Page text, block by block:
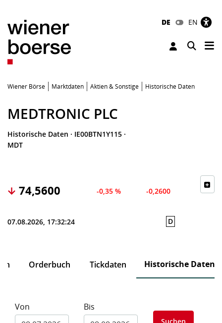
DE EN
Toggle
Wiener Börse Marktdaten Aktien & Sonstige Historische Daten
MEDTRONIC PLC
Historische Daten · IE00BTN1Y115 ·
MDT
74,5600 -0,35 % -0,2600
07.08.2026, 17:32:24 D
Orderbuch Tickdaten Historische Daten
Von Bis